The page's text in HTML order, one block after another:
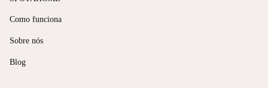
Como funciona
Sobre nós
Blog